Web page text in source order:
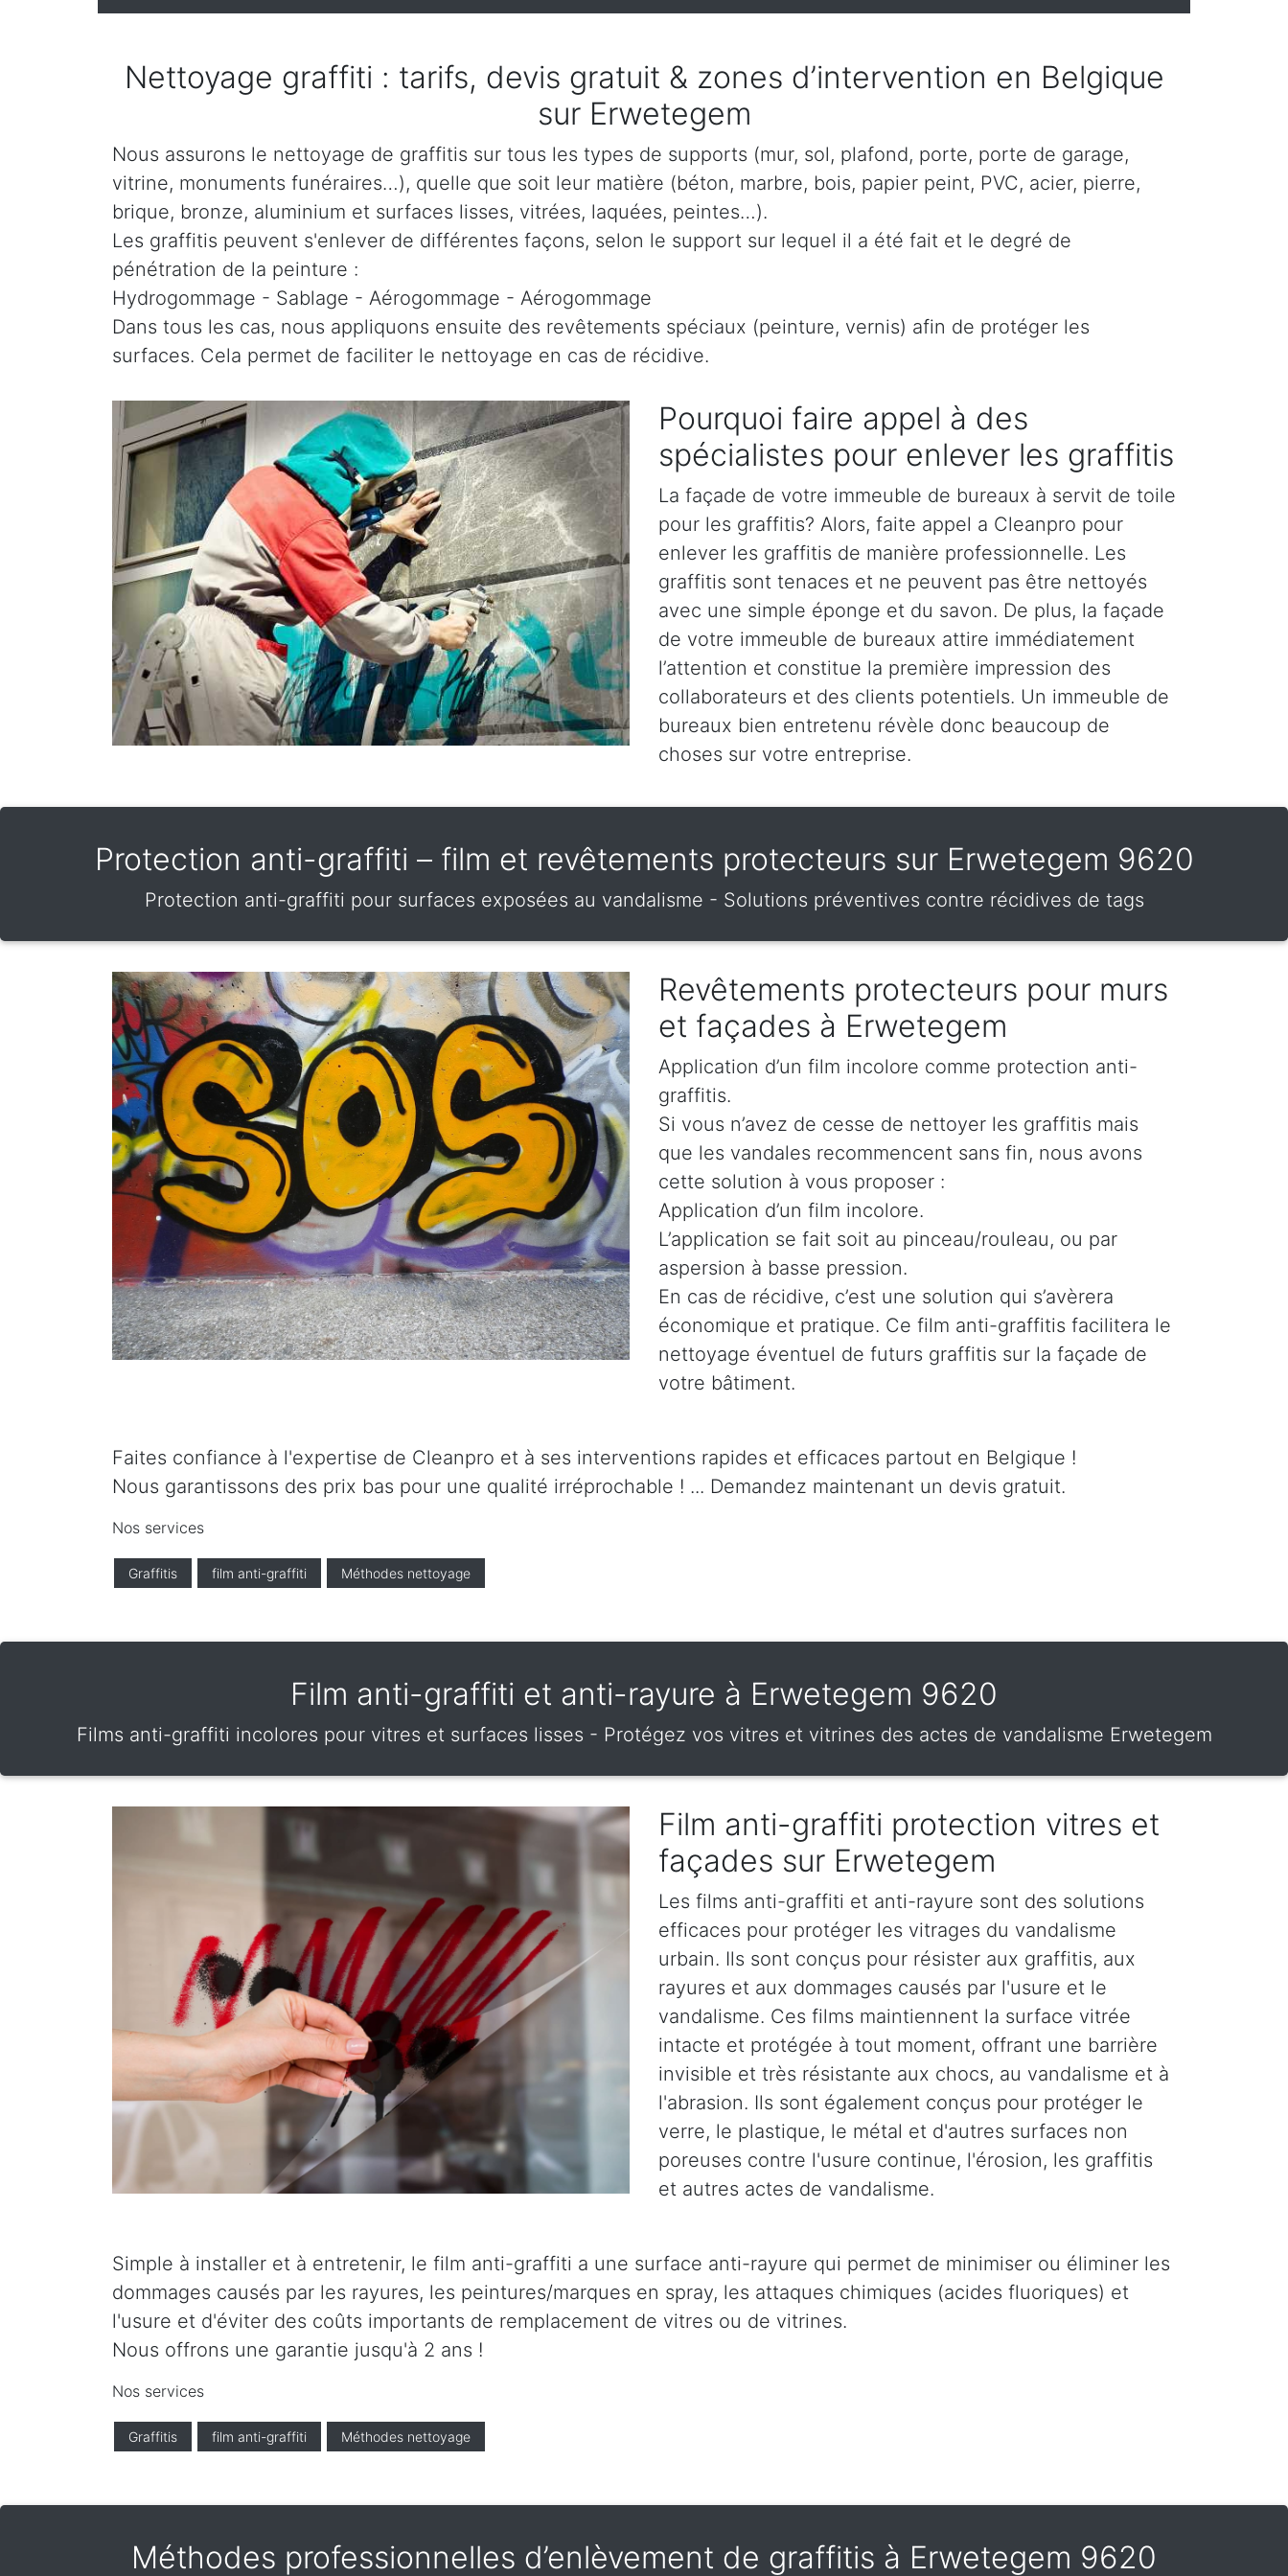
Nettoyage graffiti : tarifs, devis gratuit & zones d’intervention en Belgique
sur Erwetegem
Nous assurons le nettoyage de graffitis sur tous les types de supports (mur, sol, plafond, porte, porte de garage,
vitrine, monuments funéraires…), quelle que soit leur matière (béton, marbre, bois, papier peint, PVC, acier, pierre,
brique, bronze, aluminium et surfaces lisses, vitrées, laquées, peintes…).
Les graffitis peuvent s'enlever de différentes façons, selon le support sur lequel il a été fait et le degré de
pénétration de la peinture :
Hydrogommage - Sablage - Aérogommage - Aérogommage
Dans tous les cas, nous appliquons ensuite des revêtements spéciaux (peinture, vernis) afin de protéger les
surfaces. Cela permet de faciliter le nettoyage en cas de récidive.
Pourquoi faire appel à des
spécialistes pour enlever les graffitis
La façade de votre immeuble de bureaux à servit de toile
pour les graffitis? Alors, faite appel a Cleanpro pour
enlever les graffitis de manière professionnelle. Les
graffitis sont tenaces et ne peuvent pas être nettoyés
avec une simple éponge et du savon. De plus, la façade
de votre immeuble de bureaux attire immédiatement
l’attention et constitue la première impression des
collaborateurs et des clients potentiels. Un immeuble de
bureaux bien entretenu révèle donc beaucoup de
choses sur votre entreprise.
Protection anti-graffiti – film et revêtements protecteurs sur Erwetegem 9620
Protection anti-graffiti pour surfaces exposées au vandalisme - Solutions préventives contre récidives de tags
Revêtements protecteurs pour murs
et façades à Erwetegem
Application d’un film incolore comme protection anti-
graffitis.
Si vous n’avez de cesse de nettoyer les graffitis mais
que les vandales recommencent sans fin, nous avons
cette solution à vous proposer :
Application d’un film incolore.
L’application se fait soit au pinceau/rouleau, ou par
aspersion à basse pression.
En cas de récidive, c’est une solution qui s’avèrera
économique et pratique. Ce film anti-graffitis facilitera le
nettoyage éventuel de futurs graffitis sur la façade de
votre bâtiment.
Faites confiance à l'expertise de Cleanpro et à ses interventions rapides et efficaces partout en Belgique !
Nous garantissons des prix bas pour une qualité irréprochable ! ... Demandez maintenant un devis gratuit.
Nos services
Graffitis film anti-graffiti Méthodes nettoyage
Film anti-graffiti et anti-rayure à Erwetegem 9620
Films anti-graffiti incolores pour vitres et surfaces lisses - Protégez vos vitres et vitrines des actes de vandalisme Erwetegem
Film anti-graffiti protection vitres et
façades sur Erwetegem
Les films anti-graffiti et anti-rayure sont des solutions
efficaces pour protéger les vitrages du vandalisme
urbain. Ils sont conçus pour résister aux graffitis, aux
rayures et aux dommages causés par l'usure et le
vandalisme. Ces films maintiennent la surface vitrée
intacte et protégée à tout moment, offrant une barrière
invisible et très résistante aux chocs, au vandalisme et à
l'abrasion. Ils sont également conçus pour protéger le
verre, le plastique, le métal et d'autres surfaces non
poreuses contre l'usure continue, l'érosion, les graffitis
et autres actes de vandalisme.
Simple à installer et à entretenir, le film anti-graffiti a une surface anti-rayure qui permet de minimiser ou éliminer les
dommages causés par les rayures, les peintures/marques en spray, les attaques chimiques (acides fluoriques) et
l'usure et d'éviter des coûts importants de remplacement de vitres ou de vitrines.
Nous offrons une garantie jusqu'à 2 ans !
Nos services
Graffitis film anti-graffiti Méthodes nettoyage
Méthodes professionnelles d’enlèvement de graffitis à Erwetegem 9620